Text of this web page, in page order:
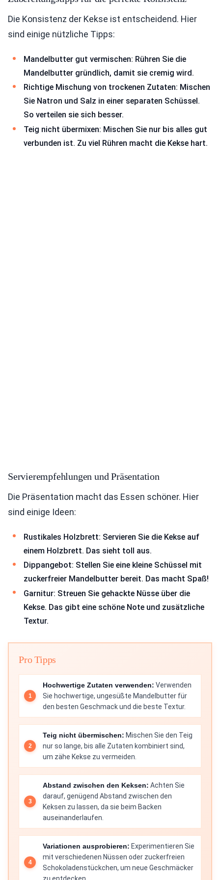
Die Konsistenz der Kekse ist entscheidend. Hier
sind einige nützliche Tipps:
Mandelbutter gut vermischen: Rühren Sie die
Mandelbutter gründlich, damit sie cremig wird.
Richtige Mischung von trockenen Zutaten: Mischen
Sie Natron und Salz in einer separaten Schüssel.
So verteilen sie sich besser.
Teig nicht übermixen: Mischen Sie nur bis alles gut
verbunden ist. Zu viel Rühren macht die Kekse hart.
Servierempfehlungen und Präsentation
Die Präsentation macht das Essen schöner. Hier
sind einige Ideen:
Rustikales Holzbrett: Servieren Sie die Kekse auf
einem Holzbrett. Das sieht toll aus.
Dippangebot: Stellen Sie eine kleine Schüssel mit
zuckerfreier Mandelbutter bereit. Das macht Spaß!
Garnitur: Streuen Sie gehackte Nüsse über die
Kekse. Das gibt eine schöne Note und zusätzliche
Textur.
Pro Tipps
Hochwertige Zutaten verwenden: Verwenden
Sie hochwertige, ungesüßte Mandelbutter für
den besten Geschmack und die beste Textur.
Teig nicht übermischen: Mischen Sie den Teig
nur so lange, bis alle Zutaten kombiniert sind,
um zähe Kekse zu vermeiden.
Abstand zwischen den Keksen: Achten Sie
darauf, genügend Abstand zwischen den
Keksen zu lassen, da sie beim Backen
auseinanderlaufen.
Variationen ausprobieren: Experimentieren Sie
mit verschiedenen Nüssen oder zuckerfreien
Schokoladenstückchen, um neue Geschmäcker